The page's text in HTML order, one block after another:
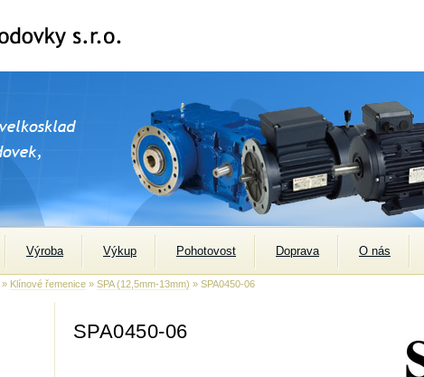
Výroba Výkup Pohotovost Doprava O nás
» Klínové řemenice » SPA (12,5mm-13mm) » SPA0450-06
SPA0450-06